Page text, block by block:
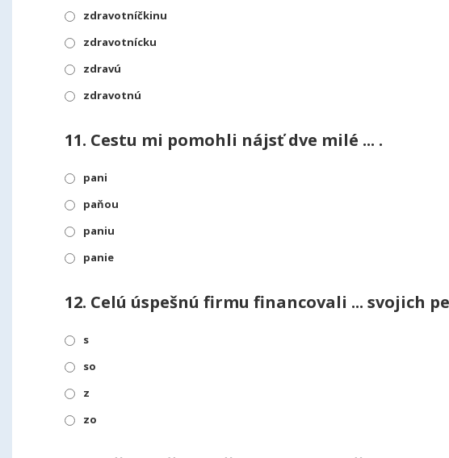
zdravotníčkinu
zdravotnícku
zdravú
zdravotnú
11. Cestu mi pomohli nájsť dve milé ... .
pani
paňou
paniu
panie
12. Celú úspešnú firmu financovali ... svojich
s
so
z
zo